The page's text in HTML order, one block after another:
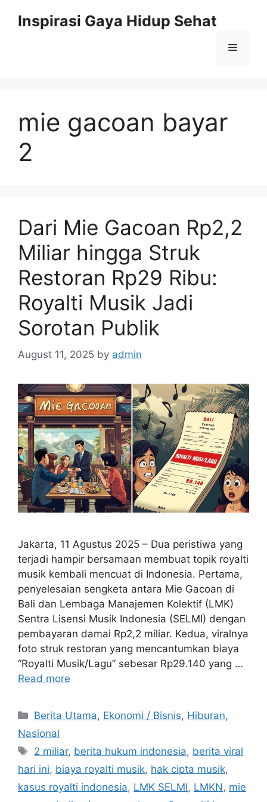
Inspirasi Gaya Hidup Sehat
Menu
mie gacoan bayar
2
Dari Mie Gacoan Rp2,2
Miliar hingga Struk
Restoran Rp29 Ribu:
Royalti Musik Jadi
Sorotan Publik
August 11, 2025 by admin
Jakarta, 11 Agustus 2025 – Dua peristiwa yang
terjadi hampir bersamaan membuat topik royalti
musik kembali mencuat di Indonesia. Pertama,
penyelesaian sengketa antara Mie Gacoan di
Bali dan Lembaga Manajemen Kolektif (LMK)
Sentra Lisensi Musik Indonesia (SELMI) dengan
pembayaran damai Rp2,2 miliar. Kedua, viralnya
foto struk restoran yang mencantumkan biaya
“Royalti Musik/Lagu” sebesar Rp29.140 yang …
Read more
C
a
e
g
o
Berita Utama, Ekonomi / Bisnis, Hiburan,
Nasional
T
a
s
2 miliar, berita hukum indonesia, berita viral
hari ini, biaya royalti musik, hak cipta musik,
kasus royalti indonesia, LMK SELMI, LMKN, mie